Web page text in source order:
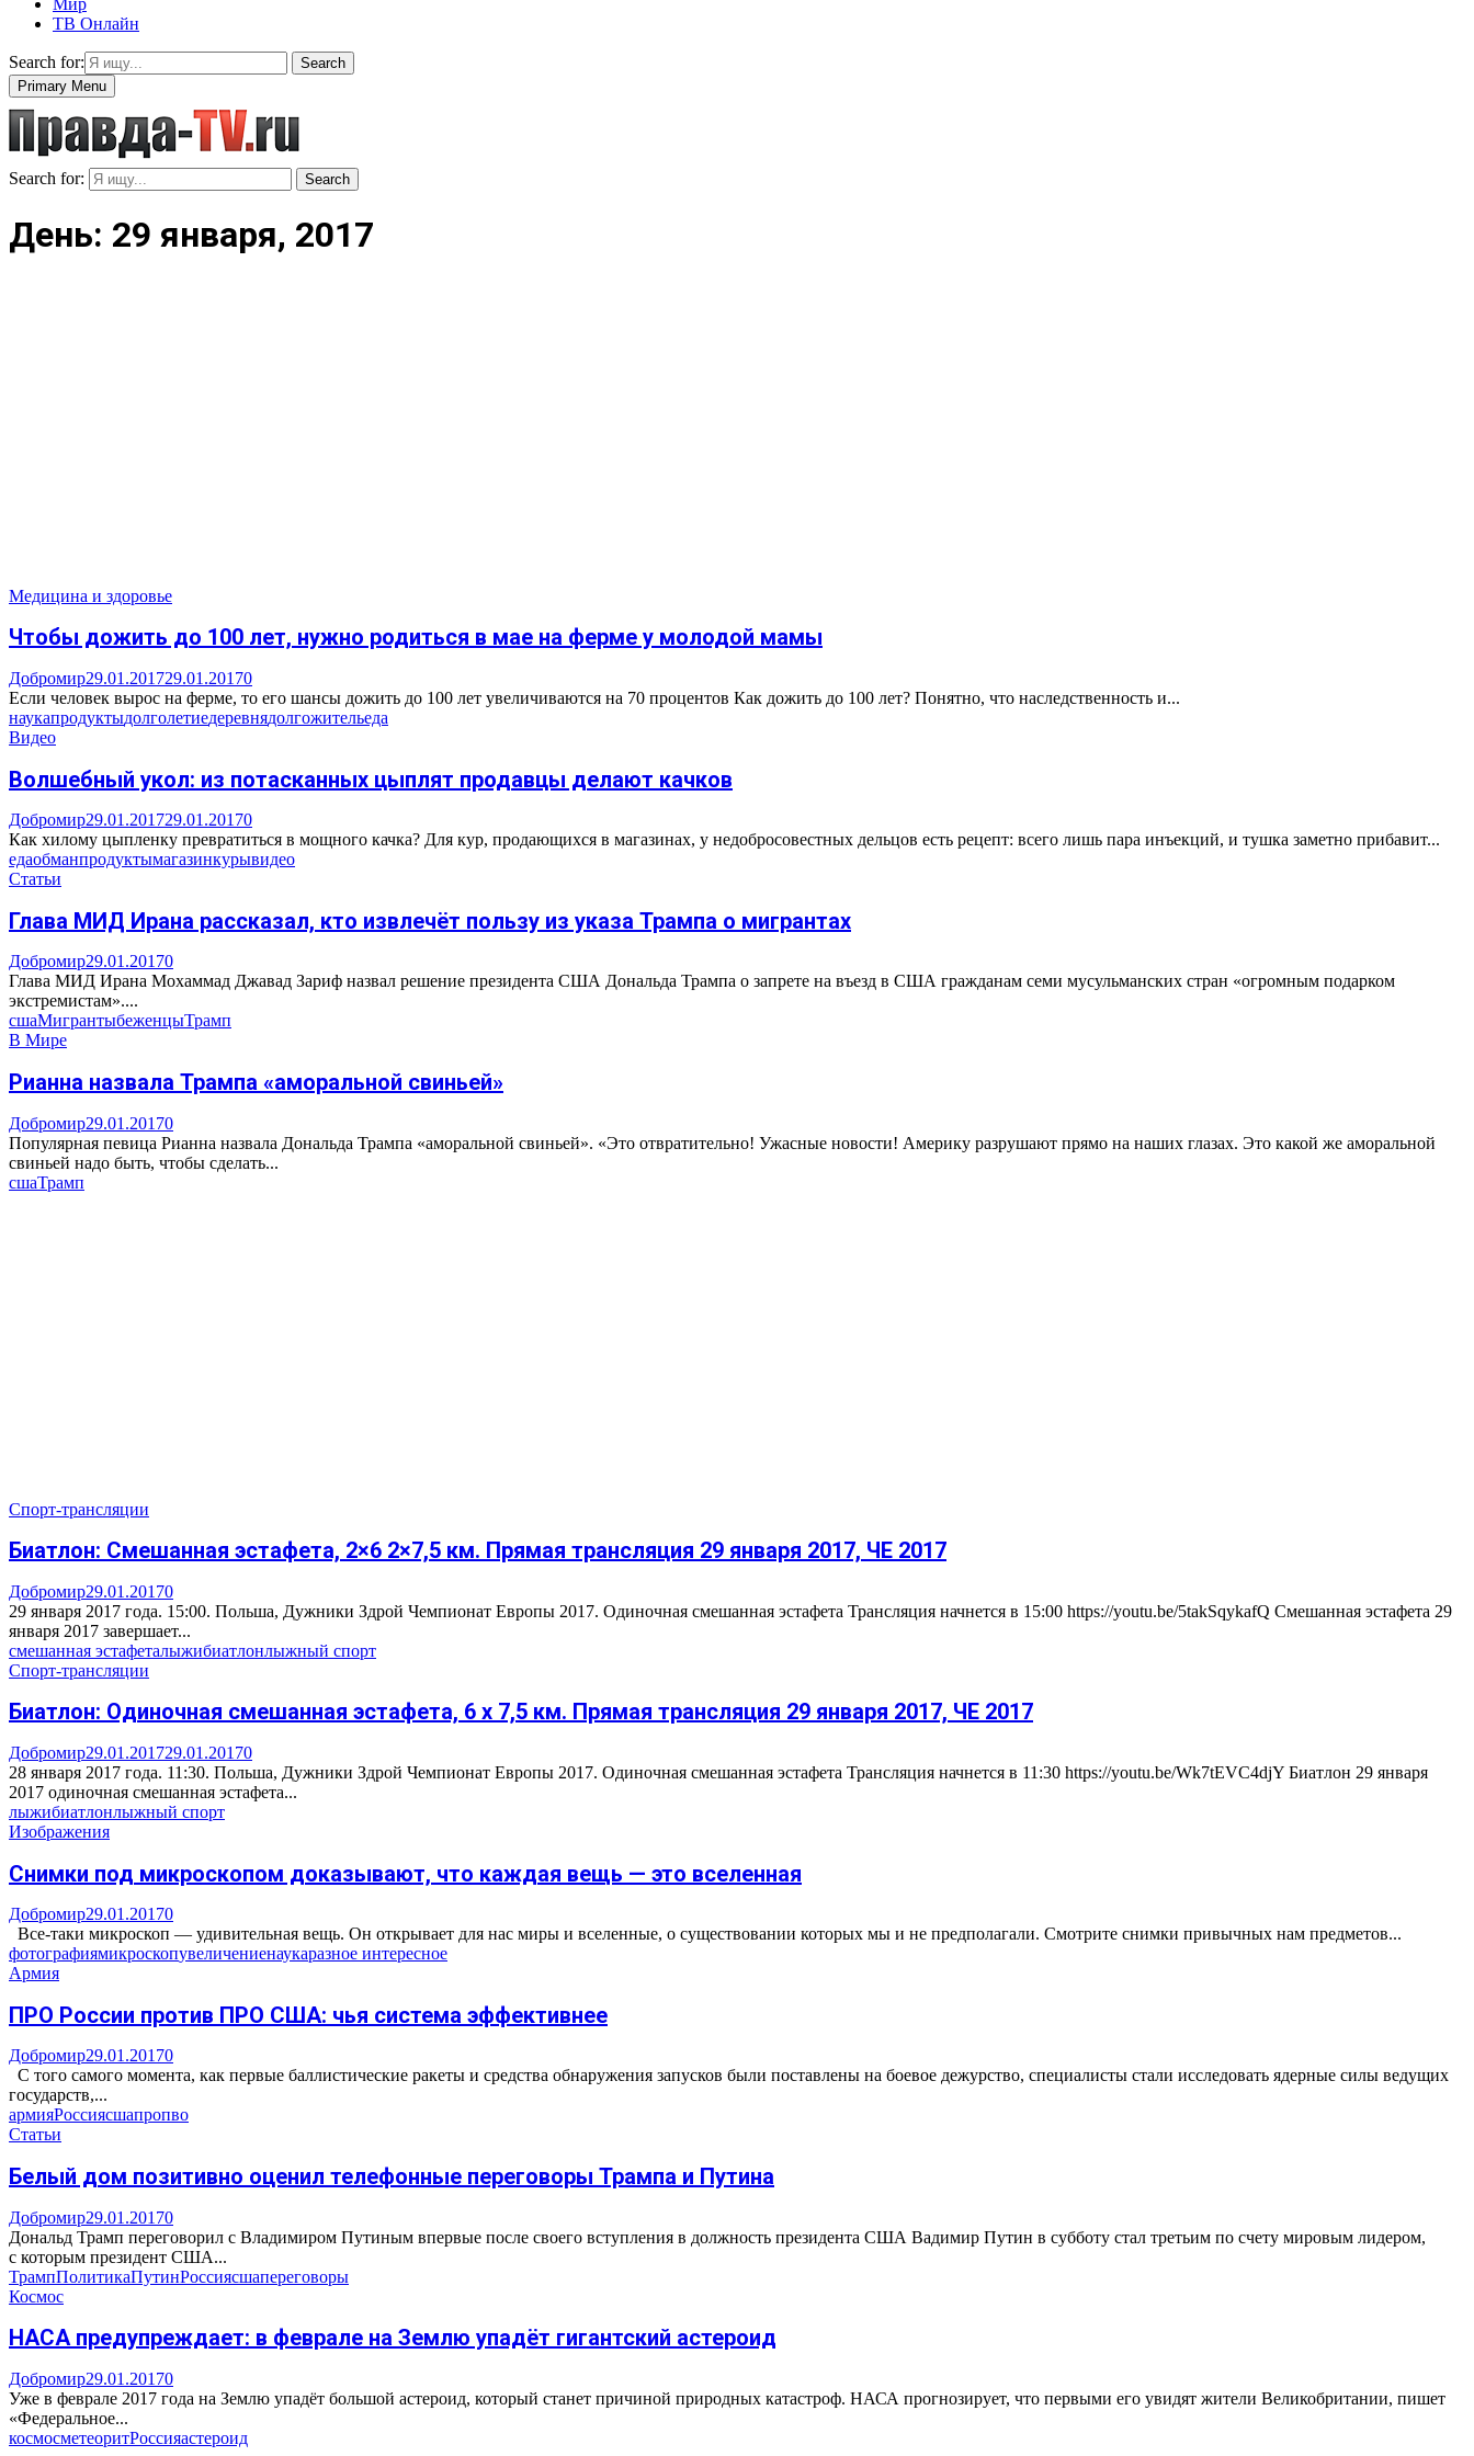
Мир
ТВ Онлайн
Search for:
Search
Primary Menu
Search for: Search
День: 29 января, 2017
Медицина и здоровье
Чтобы дожить до 100 лет, нужно родиться в мае на ферме у молодой мамы
Добромир29.01.201729.01.20170
Если человек вырос на ферме, то его шансы дожить до 100 лет увеличиваются на 70 процентов Как дожить до 100 лет? Понятно, что наследственность и...
наукапродуктыдолголетиедеревнядолгожительеда
Видео
Волшебный укол: из потасканных цыплят продавцы делают качков
Добромир29.01.201729.01.20170
Как хилому цыпленку превратиться в мощного качка? Для кур, продающихся в магазинах, у недобросовестных дельцов есть рецепт: всего лишь пара инъекций, и тушка заметно прибавит...
едаобманпродуктымагазинкурывидео
Статьи
Глава МИД Ирана рассказал, кто извлечёт пользу из указа Трампа о мигрантах
Добромир29.01.20170
Глава МИД Ирана Мохаммад Джавад Зариф назвал решение президента США Дональда Трампа о запрете на въезд в США гражданам семи мусульманских стран «огромным подарком
экстремистам»....
сшаМигрантыбеженцыТрамп
В Мире
Рианна назвала Трампа «аморальной свиньей»
Добромир29.01.20170
Популярная певица Рианна назвала Дональда Трампа «аморальной свиньей». «Это отвратительно! Ужасные новости! Америку разрушают прямо на наших глазах. Это какой же аморальной
свиньей надо быть, чтобы сделать...
сшаТрамп
Спорт-трансляции
Биатлон: Смешанная эстафета, 2×6 2×7,5 км. Прямая трансляция 29 января 2017, ЧЕ 2017
Добромир29.01.20170
29 января 2017 года. 15:00. Польша, Дужники Здрой Чемпионат Европы 2017. Одиночная смешанная эстафета Трансляция начнется в 15:00 https://youtu.be/5takSqykafQ Смешанная эстафета 29
января 2017 завершает...
смешанная эстафеталыжибиатлонлыжный спорт
Спорт-трансляции
Биатлон: Одиночная смешанная эстафета, 6 х 7,5 км. Прямая трансляция 29 января 2017, ЧЕ 2017
Добромир29.01.201729.01.20170
28 января 2017 года. 11:30. Польша, Дужники Здрой Чемпионат Европы 2017. Одиночная смешанная эстафета Трансляция начнется в 11:30 https://youtu.be/Wk7tEVC4djY Биатлон 29 января
2017 одиночная смешанная эстафета...
лыжибиатлонлыжный спорт
Изображения
Снимки под микроскопом доказывают, что каждая вещь — это вселенная
Добромир29.01.20170
Все-таки микроскоп — удивительная вещь. Он открывает для нас миры и вселенные, о существовании которых мы и не предполагали. Смотрите снимки привычных нам предметов...
фотографиямикроскопувеличениенаукаразное интересное
Армия
ПРО России против ПРО США: чья система эффективнее
Добромир29.01.20170
С того самого момента, как первые баллистические ракеты и средства обнаружения запусков были поставлены на боевое дежурство, специалисты стали исследовать ядерные силы ведущих
государств,...
армияРоссиясшапропво
Статьи
Белый дом позитивно оценил телефонные переговоры Трампа и Путина
Добромир29.01.20170
Дональд Трамп переговорил с Владимиром Путиным впервые после своего вступления в должность президента США Вадимир Путин в субботу стал третьим по счету мировым лидером,
с которым президент США...
ТрампПолитикаПутинРоссиясшапереговоры
Космос
НАСА предупреждает: в феврале на Землю упадёт гигантский астероид
Добромир29.01.20170
Уже в феврале 2017 года на Землю упадёт большой астероид, который станет причиной природных катастроф. НАСА прогнозирует, что первыми его увидят жители Великобритании, пишет
«Федеральное...
космосметеоритРоссияастероид